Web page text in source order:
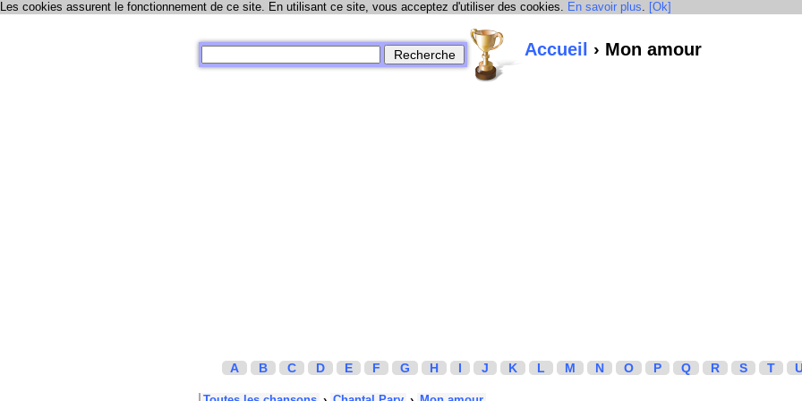
Les cookies assurent le fonctionnement de ce site. En utilisant ce site, vous acceptez d'utiliser des cookies. En savoir plus. [Ok]
Accueil › Mon amour
A B C D E F G H I J K L M N O P Q R S T